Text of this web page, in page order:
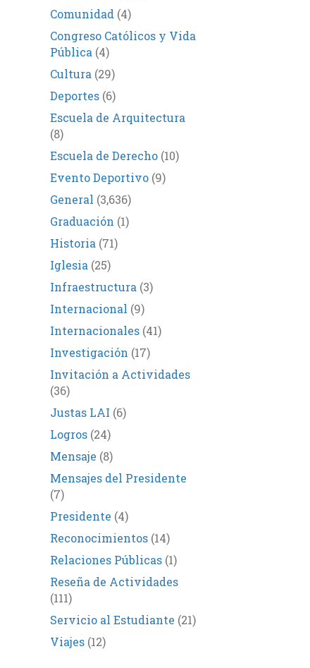
Comunidad (4)
Congreso Católicos y Vida
Pública (4)
Cultura (29)
Deportes(6)
Escuela de Arquitectura
(8)
Escuela de Derecho(10)
Evento Deportivo(9)
General (3,636)
Graduación (1)
Historia (71)
Iglesia (25)
Infraestructura (3)
Internacional (9)
Internacionales(41)
Investigación (17)
Invitación a Actividades
(36)
Justas LAI (6)
Logros(24)
Mensaje (8)
Mensajes del Presidente
(7)
Presidente (4)
Reconocimientos(14)
Relaciones Públicas(1)
Reseña de Actividades
(111)
Servicio al Estudiante (21)
Viajes(12)